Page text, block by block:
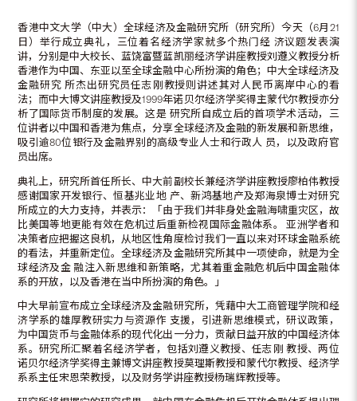
香港中文大学（中大）全球经济及金融研究所（研究所）今天（6月21
日）举行成立典礼，三位着名经济学家就多个热门经 济议题发表演
讲，分别是中大校长、蓝饶富暨蓝凯丽经济学讲座教授刘遵义教授分析
香港作为中国、东亚以至全球金融中心所扮演的角色；中大全球经济及
金融研究 所杰出研究员任志刚教授则讲述其对人民币离岸中心的看
法；而中大博文讲座教授及1999年诺贝尔经济学奖得主蒙代尔教授亦分
析了国际货币制度的发展。这是 研究所自成立后的首项学术活动，三
位讲者以中国和香港为焦点，分享全球经济及金融的新发展和新思维，
吸引逾80位银行及金融界别的高级专业人士和行政人 员，以及政府官
员出席。
典礼上，研究所首任所长、中大前副校长兼经济学讲座教授廖柏伟教授
感谢国家开发银行、恒基兆业地 产、新鸿基地产及郑海泉博士对研究
所成立的大力支持，并表示：「由于我们并非身处金融海啸重灾区，故
比美国等地更能有效在危机过后重新检视国际金融体系。 亚洲学者和
决策者应把握这良机，从地区性角度检讨我们一直以来对环球金融系统
的看法，并重新定位。全球经济及金融研究所其中一项使命，就是为全
球经济及金 融注入新思维和新策略，尤其着重金融危机后中国金融体
系的开放，以及香港在当中所扮演的角色。」
中大早前宣布成立全球经济及金融研究所，凭藉中大工商管理学院和经
济学系的雄厚教研实力与资源作 支援，引进新思维模式，研议政策，
为中国货币与金融体系的现代化出一分力，贡献日益开放的中国经济体
系。研究所汇聚着名经济学者，包括刘遵义教授、任志刚 教授、两位
诺贝尔经济学奖得主兼博文讲座教授莫理斯教授和蒙代尔教授、经济学
系系主任宋恩荣教授，以及财务学讲座教授杨瑞辉教授等。